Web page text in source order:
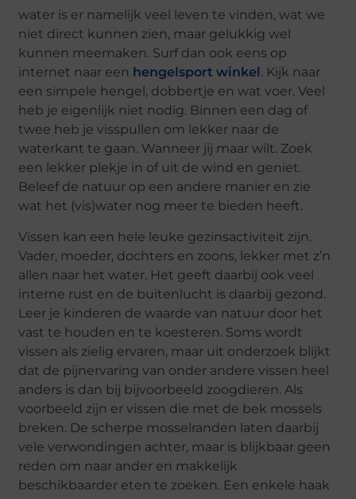
water is er namelijk veel leven te vinden, wat we
niet direct kunnen zien, maar gelukkig wel
kunnen meemaken. Surf dan ook eens op
internet naar een hengelsport winkel . Kijk naar
een simpele hengel, dobbertje en wat voer. Veel
heb je eigenlijk niet nodig. Binnen een dag of
twee heb je visspullen om lekker naar de
waterkant te gaan. Wanneer jij maar wilt. Zoek
een lekker plekje in of uit de wind en geniet.
Beleef de natuur op een andere manier en zie
wat het (vis)water nog meer te bieden heeft.
Vissen kan een hele leuke gezinsactiviteit zijn.
Vader, moeder, dochters en zoons, lekker met z’n
allen naar het water. Het geeft daarbij ook veel
interne rust en de buitenlucht is daarbij gezond.
Leer je kinderen de waarde van natuur door het
vast te houden en te koesteren. Soms wordt
vissen als zielig ervaren, maar uit onderzoek blijkt
dat de pijnervaring van onder andere vissen heel
anders is dan bij bijvoorbeeld zoogdieren. Als
voorbeeld zijn er vissen die met de bek mossels
breken. De scherpe mosselranden laten daarbij
vele verwondingen achter, maar is blijkbaar geen
reden om naar ander en makkelijk
beschikbaarder eten te zoeken. Een enkele haak